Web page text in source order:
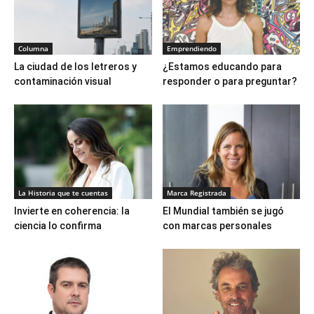
Columna
La ciudad de los letreros y
contaminación visual
Emprendiendo
¿Estamos educando para
responder o para preguntar?
La Historia que te cuentas
Invierte en coherencia: la
ciencia lo confirma
Marca Registrada
El Mundial también se jugó
con marcas personales